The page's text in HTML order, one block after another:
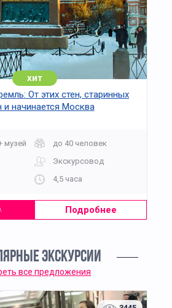
хит
От этих стен, старинных
и начинается Москва
музей
до 40 человек
Экскурсовод
4,5 часа
Подробнее
ЭКСКУРСИИ
все предложения